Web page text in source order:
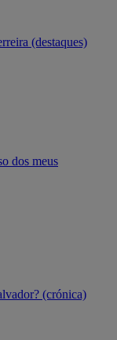
(destaques)
dos meus
(crónica)